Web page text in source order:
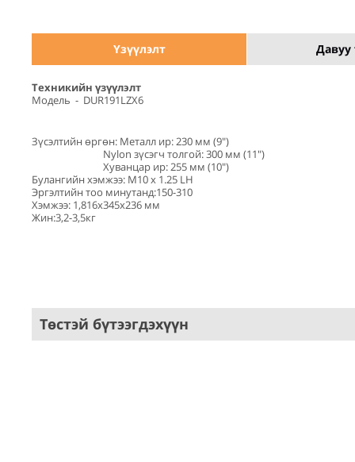
Үзүүлэлт Давуу
Техникийн үзүүлэлт
Модель - DUR191LZX6
Зүсэлтийн өргөн: Металл ир: 230 мм (9")
Nylon зүсэгч толгой: 300 мм (11")
Хуванцар ир: 255 мм (10")
Булангийн хэмжээ: М10 х 1.25 LH
Эргэлтийн тоо минутанд:150-310
Хэмжээ: 1,816х345х236 мм
Жин:3,2-3,5кг
Төстэй бүтээгдэхүүн